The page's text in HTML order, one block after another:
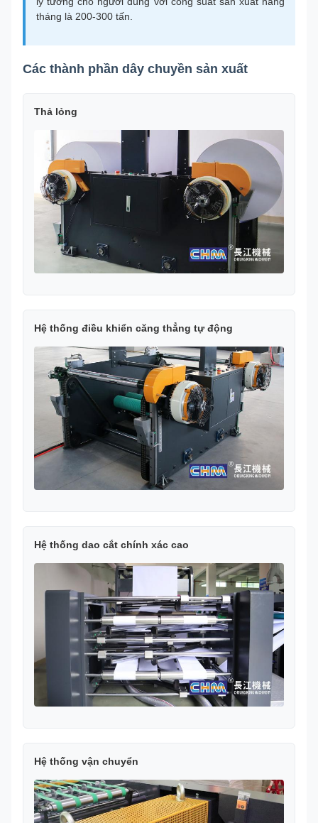
tháng là 200-300 tấn.
Các thành phần dây chuyền sản xuất
Thả lỏng
Hệ thống điều khiển căng thẳng tự động
Hệ thống dao cắt chính xác cao
Hệ thống vận chuyển